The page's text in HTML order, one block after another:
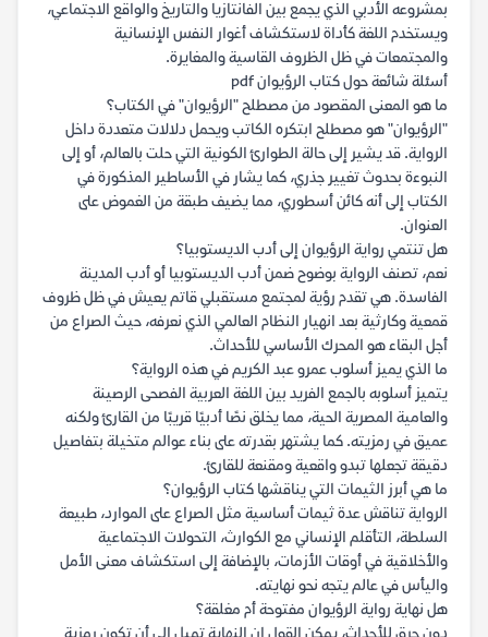
بمشروعه الأدبي الذي يجمع بين الفانتازيا والتاريخ والواقع الاجتماعي،
ويستخدم اللغة كأداة لاستكشاف أغوار النفس الإنسانية
والمجتمعات في ظل الظروف القاسية والمغايرة.
أسئلة شائعة حول كتاب الرؤيوان pdf
ما هو المعنى المقصود من مصطلح "الرؤيوان" في الكتاب؟
"الرؤيوان" هو مصطلح ابتكره الكاتب ويحمل دلالات متعددة داخل
الرواية. قد يشير إلى حالة الطوارئ الكونية التي حلت بالعالم، أو إلى
النبوءة بحدوث تغيير جذري، كما يشار في الأساطير المذكورة في
الكتاب إلى أنه كائن أسطوري، مما يضيف طبقة من الغموض على
العنوان.
هل تنتمي رواية الرؤيوان إلى أدب الديستوبيا؟
نعم، تصنف الرواية بوضوح ضمن أدب الديستوبيا أو أدب المدينة
الفاسدة. هي تقدم رؤية لمجتمع مستقبلي قاتم يعيش في ظل ظروف
قمعية وكارثية بعد انهيار النظام العالمي الذي نعرفه، حيث الصراع من
أجل البقاء هو المحرك الأساسي للأحداث.
ما الذي يميز أسلوب عمرو عبد الكريم في هذه الرواية؟
يتميز أسلوبه بالجمع الفريد بين اللغة العربية الفصحى الرصينة
والعامية المصرية الحية، مما يخلق نصًا أدبيًا قريبًا من القارئ ولكنه
عميق في رمزيته. كما يشتهر بقدرته على بناء عوالم متخيلة بتفاصيل
دقيقة تجعلها تبدو واقعية ومقنعة للقارئ.
ما هي أبرز الثيمات التي يناقشها كتاب الرؤيوان؟
الرواية تناقش عدة ثيمات أساسية مثل الصراع على الموارد، طبيعة
السلطة، التأقلم الإنساني مع الكوارث، التحولات الاجتماعية
والأخلاقية في أوقات الأزمات، بالإضافة إلى استكشاف معنى الأمل
واليأس في عالم يتجه نحو نهايته.
هل نهاية رواية الرؤيوان مفتوحة أم مغلقة؟